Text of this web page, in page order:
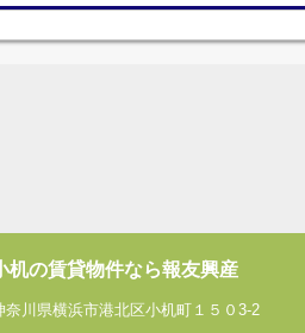
机の賃貸物件なら報友興産
奈川県横浜市港北区小机町１５０3-2